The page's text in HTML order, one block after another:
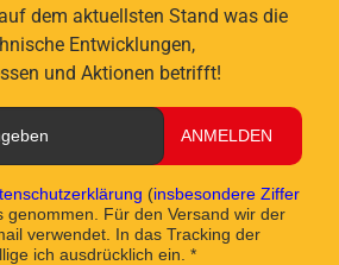
dem aktuellsten Stand was die
Entwicklungen,
und Aktionen betrifft!
ANMELDEN
(insbesondere Ziffer
genommen. Für den Versand wir der
verwendet. In das Tracking der
ich ausdrücklich ein. *